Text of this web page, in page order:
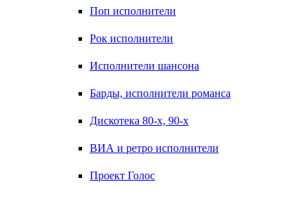
Поп исполнители
Рок исполнители
Исполнители шансона
Барды, исполнители романса
Дискотека 80-х, 90-х
ВИА и ретро исполнители
Проект Голос